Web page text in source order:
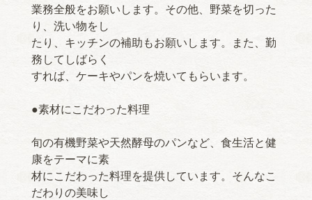
業務全般をお願いします。その他、野菜を切った
り、洗い物をし
たり、キッチンの補助もお願いします。また、勤
務してしばらく
すれば、ケーキやパンを焼いてもらいます。
●素材にこだわった料理
旬の有機野菜や天然酵母のパンなど、食生活と健
康をテーマに素
材にこだわった料理を提供しています。そんなこ
だわりの美味し